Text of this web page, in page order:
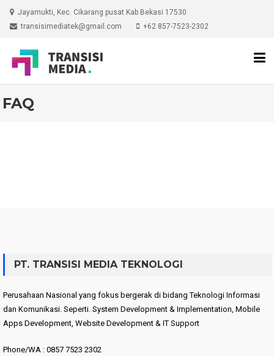
Skip
Jayamukti, Kec. Cikarang pusat Kab Bekasi 17530
transisimediatek@gmail.com
+62 857-7523-2302
FAQ
PT. TRANSISI MEDIA TEKNOLOGI
Perusahaan Nasional yang fokus bergerak di bidang Teknologi Informasi
dan Komunikasi. Seperti. System Development & Implementation, Mobile
Apps Development, Website Development & IT Support
Phone/WA : 0857 7523 2302